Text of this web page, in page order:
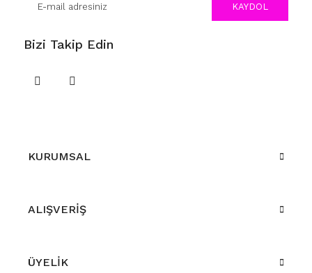
KAYDOL
Bizi Takip Edin
KURUMSAL
ALIŞVERİŞ
ÜYELİK